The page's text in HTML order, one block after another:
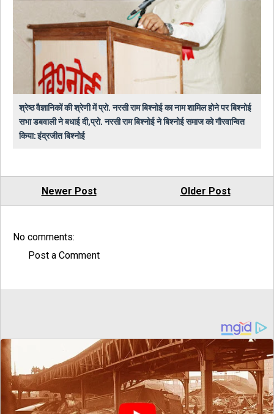
श्रेष्ठ वैज्ञानिकों की श्रेणी में प्रो. नरसी राम बिश्नोई का नाम शामिल होने पर बिश्नोई
सभा डबवाली ने बधाई दी,प्रो. नरसी राम बिश्नोई ने बिश्नोई समाज को गौरवान्वित
किया: इंद्रजीत बिश्नोई
Newer Post Older Post
No comments:
Post a Comment